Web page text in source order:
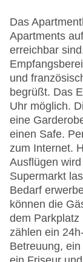
Das
Apartments
erreichbar
und
begrüßt. Das
Uhr möglich.
eine
einen Safe.
zum Internet.
Ausflügen
Supermarkt
Bedarf
können die
dem Parkplatz
zählen ein
Betreuung,